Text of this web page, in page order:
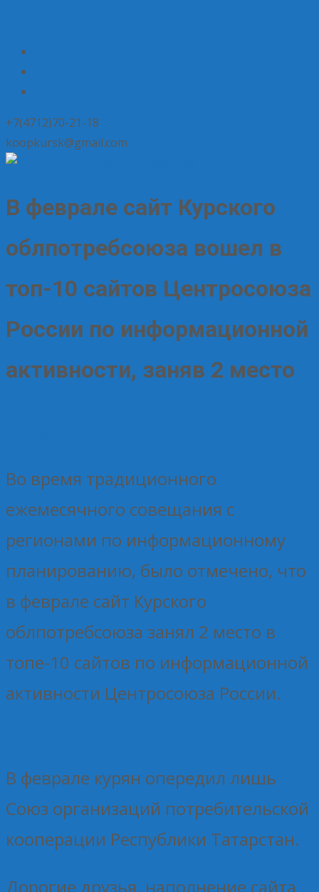
+7(4712)70-21-18
koopkursk@gmail.com
В феврале сайт Курского
облпотребсоюза вошел в
топ-10 сайтов Центросоюза
России по информационной
активности, заняв 2 место
Во время традиционного
ежемесячного совещания с
регионами по информационному
планированию, было отмечено, что
в феврале сайт Курского
облпотребсоюза занял 2 место в
топе-10 сайтов по информационной
активности Центросоюза России.
В феврале курян опередил лишь
Союз организаций потребительской
кооперации Республики Татарстан.
Дорогие друзья, наполнение сайта